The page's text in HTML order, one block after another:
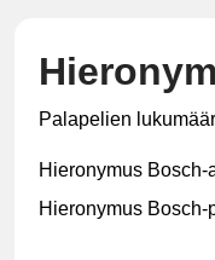
Palapelien
Hieronymus
Hieronymus